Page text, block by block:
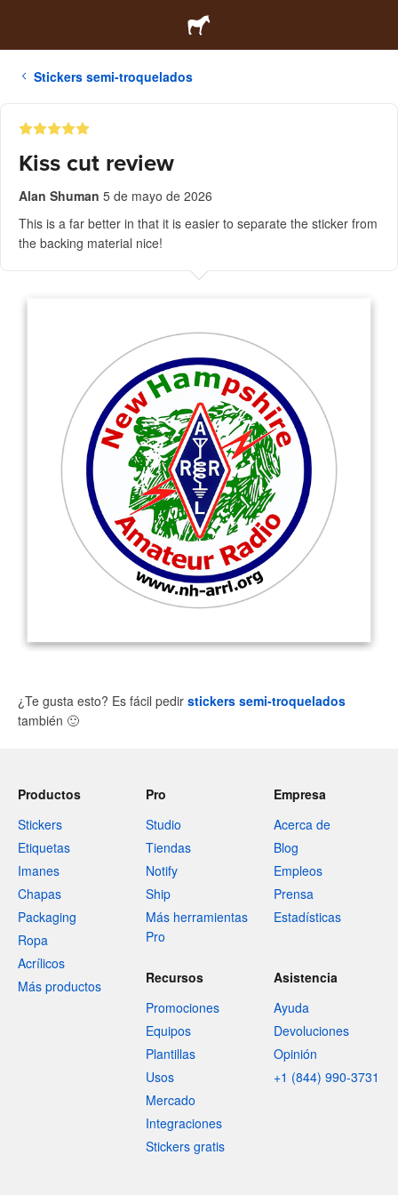
Stickers semi-troquelados
Kiss cut review
Alan Shuman 5 de mayo de 2026
This is a far better in that it is easier to separate the sticker from
the backing material nice!
¿Te gusta esto? Es fácil pedir stickers semi-troquelados
también 🙂
Productos
Stickers
Etiquetas
Imanes
Chapas
Packaging
Ropa
Acrílicos
Más productos
Pro
Studio
Tiendas
Notify
Ship
Más herramientas
Pro
Empresa
Acerca de
Blog
Empleos
Prensa
Estadísticas
Recursos
Promociones
Equipos
Plantillas
Usos
Mercado
Integraciones
Stickers gratis
Asistencia
Ayuda
Devoluciones
Opinión
+1 (844) 990-3731